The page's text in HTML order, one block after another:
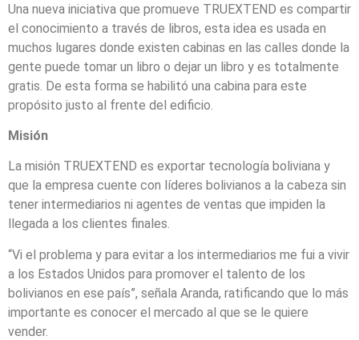
Una nueva iniciativa que promueve TRUEXTEND es compartir
el conocimiento a través de libros, esta idea es usada en
muchos lugares donde existen cabinas en las calles donde la
gente puede tomar un libro o dejar un libro y es totalmente
gratis. De esta forma se habilitó una cabina para este
propósito justo al frente del edificio.
Misión
La misión TRUEXTEND es exportar tecnología boliviana y
que la empresa cuente con líderes bolivianos a la cabeza sin
tener intermediarios ni agentes de ventas que impiden la
llegada a los clientes finales.
“Vi el problema y para evitar a los intermediarios me fui a vivir
a los Estados Unidos para promover el talento de los
bolivianos en ese país”, señala Aranda, ratificando que lo más
importante es conocer el mercado al que se le quiere
vender.